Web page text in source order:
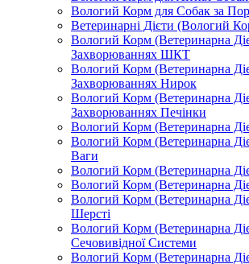
Вологий Корм для Собак за
Ветеринарні Дієти (Вологий
Вологий Корм (Ветеринарна
Захворюваннях ШКТ
Вологий Корм (Ветеринарна
Захворюваннях Нирок
Вологий Корм (Ветеринарна
Захворюваннях Печінки
Вологий Корм (Ветеринарна
Вологий Корм (Ветеринарна
Ваги
Вологий Корм (Ветеринарна
Вологий Корм (Ветеринарна
Вологий Корм (Ветеринарна
Шерсті
Вологий Корм (Ветеринарна
Сечовивідної Системи
Вологий Корм (Ветеринарна